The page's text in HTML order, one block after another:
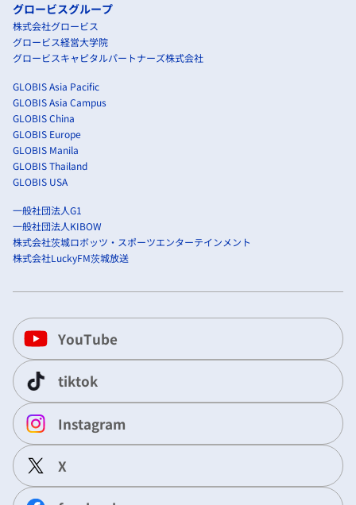
グロービスグループ
株式会社グロービス
グロービス経営大学院
グロービスキャピタルパートナーズ株式会社
GLOBIS Asia Pacific
GLOBIS Asia Campus
GLOBIS China
GLOBIS Europe
GLOBIS Manila
GLOBIS Thailand
GLOBIS USA
一般社団法人G1
一般社団法人KIBOW
株式会社茨城ロボッツ・スポーツエンターテインメント
株式会社LuckyFM茨城放送
YouTube
tiktok
Instagram
X